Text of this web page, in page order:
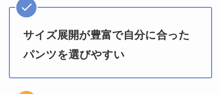
サイズ展開が豊富で自分に合った
パンツを選びやすい